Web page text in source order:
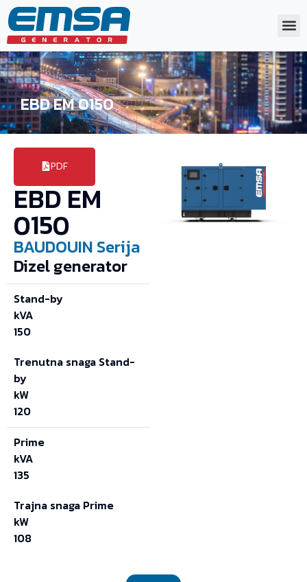
EBD EM 0150
PDF
EBD EM
0150
BAUDOUIN Serija
Dizel generator
Stand-by
kVA
150
Trenutna snaga Stand-
by
kW
120
Prime
kVA
135
Trajna snaga Prime
kW
108